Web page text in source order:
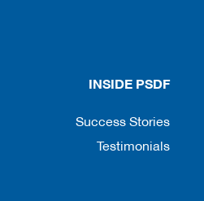
INSIDE PSDF
Success Stories
Testimonials